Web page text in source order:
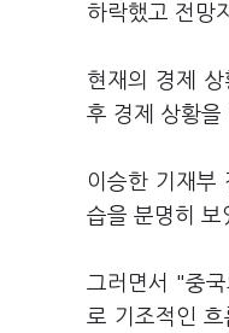
하락했고 전망
현재의 경제
후 경제 상황을
이승한 기재부
습을 분명히
그러면서 "중
로 기조적인